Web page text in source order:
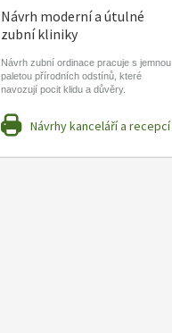
Návrh moderní a útulné
zubní kliniky
Návrh zubní ordinace pracuje s jemnou
paletou přírodních odstínů, které
navozují pocit klidu a důvěry.
Návrhy kanceláří a recepcí